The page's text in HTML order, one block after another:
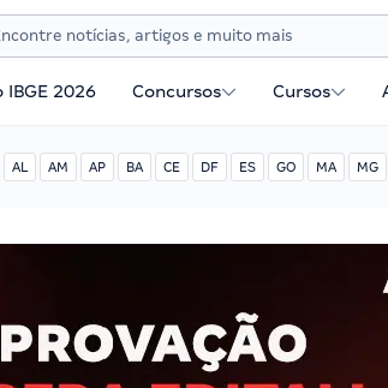
IBGE 2026 Concursos Cursos
AL AM AP BA CE DF ES GO MA MG